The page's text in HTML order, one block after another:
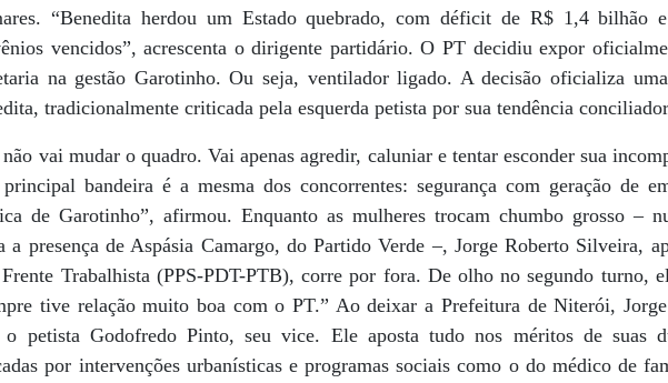
“Benedita herdou um Estado quebrado, com déficit de R$ 1,4 bilhão
vencidos”, acrescenta o dirigente partidário. O PT decidiu expor
na gestão Garotinho. Ou seja, ventilador ligado. A decisão oficializa
tradicionalmente criticada pela esquerda petista por sua tendência
vai mudar o quadro. Vai apenas agredir, caluniar e tentar esconder sua
bandeira é a mesma dos concorrentes: segurança com geração de
de Garotinho”, afirmou. Enquanto as mulheres trocam chumbo grosso –
a presença de Aspásia Camargo, do Partido Verde –, Jorge Roberto Silveira,
Trabalhista (PPS-PDT-PTB), corre por fora. De olho no segundo turno,
tive relação muito boa com o PT.” Ao deixar a Prefeitura de Niterói,
o petista Godofredo Pinto, seu vice. Ele aposta tudo nos méritos de suas
por intervenções urbanísticas e programas sociais como o do médico de